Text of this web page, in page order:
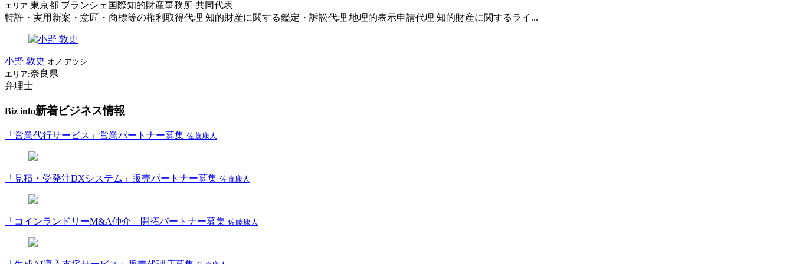
エリア:東京都 ブランシェ国際知的財産事務所 共同代表
特許・実用新案・意匠・商標等の権利取得代理 知的財産に関する鑑定・訴訟代理 地理的表示申請代理 知的財産に関するライ...
小野 敦史 オノ アツシ
エリア:奈良県
弁理士
Biz info新着ビジネス情報
「営業代行サービス」営業パートナー募集 佐藤康人
「見積・受発注DXシステム」販売パートナー募集 佐藤康人
「コインランドリーM&A仲介」開拓パートナー募集 佐藤康人